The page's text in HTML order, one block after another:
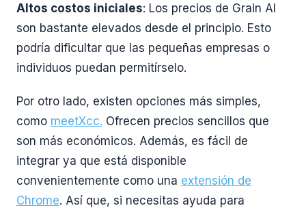
Altos costos iniciales: Los precios de Grain AI
son bastante elevados desde el principio. Esto
podría dificultar que las pequeñas empresas o
individuos puedan permitírselo.
Por otro lado, existen opciones más simples,
como meetXcc. Ofrecen precios sencillos que
son más económicos. Además, es fácil de
integrar ya que está disponible
convenientemente como una extensión de
Chrome. Así que, si necesitas ayuda para